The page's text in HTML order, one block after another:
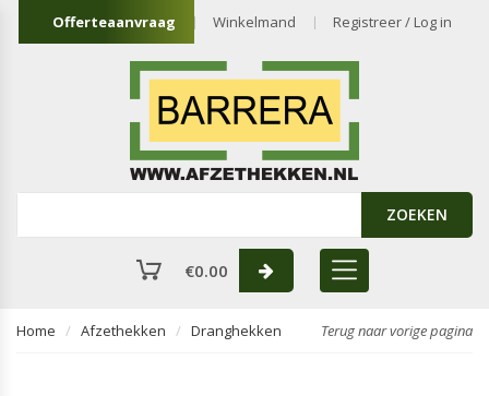
Offerteaanvraag Winkelmand Registreer / Log in
ZOEKEN
€0.00
Home Afzethekken Dranghekken Terug naar vorige pagina